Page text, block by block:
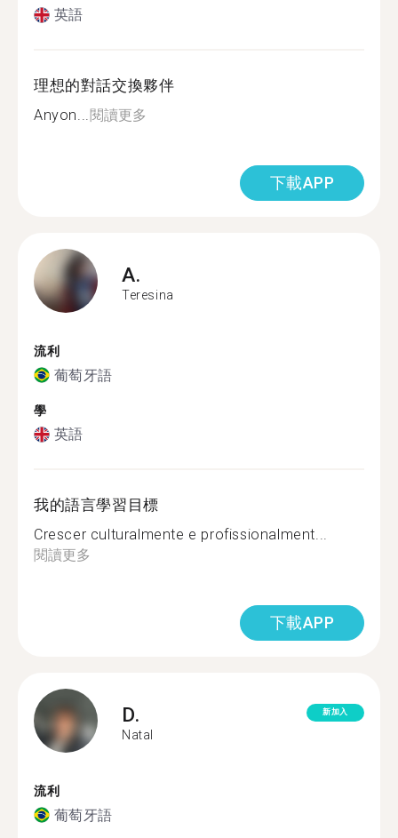
英語
理想的對話交換夥伴
Anyon...閱讀更多
下載APP
A.
Teresina
流利
葡萄牙語
學
英語
我的語言學習目標
Crescer culturalmente e profissionalment...
閱讀更多
下載APP
D.
Natal
新加入
流利
葡萄牙語